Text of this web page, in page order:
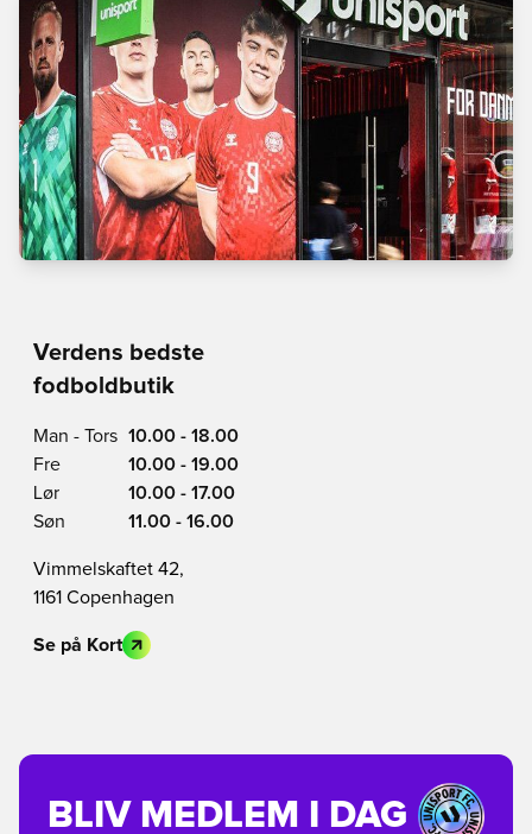
Verdens bedste
fodboldbutik
Man - Tors 10.00 - 18.00
Fre
10.00 - 19.00
Lør
10.00 - 17.00
Søn
11.00 - 16.00
Vimmelskaftet 42,
1161 Copenhagen
Se på Kort
BLIV MEDLEM I DAG